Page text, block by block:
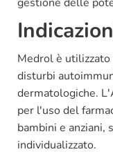
Medrol è
disturbi
dermatologiche.
per l'uso del
bambini e anziani,
individualizzato.